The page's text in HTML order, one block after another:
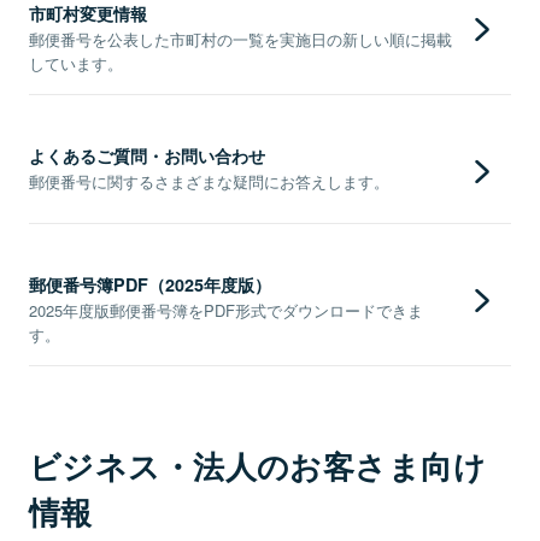
市町村変更情報
郵便番号を公表した市町村の一覧を実施日の新しい順に掲載
しています。
よくあるご質問・お問い合わせ
郵便番号に関するさまざまな疑問にお答えします。
郵便番号簿PDF（2025年度版）
2025年度版郵便番号簿をPDF形式でダウンロードできま
す。
ビジネス・法人のお客さま向け
情報